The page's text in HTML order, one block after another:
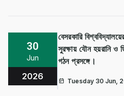
30
Jun
2026
বেসরকারি
সুরক্ষায় যৌন হয়রানি ও
গঠন প্রসঙ্গে।
Tuesday 30 Jun,